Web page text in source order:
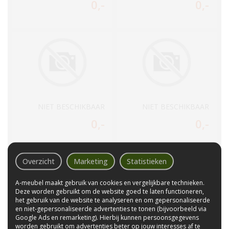
NIET BESCHIKBAAR NIET BESCHIKBAAR
Overzicht Marketing Statistieken
A-meubel maakt gebruik van cookies en vergelijkbare technieken.
Deze worden gebruikt om de website goed te laten functioneren,
het gebruik van de website te analyseren en om gepersonaliseerde
en niet-gepersonaliseerde advertenties te tonen (bijvoorbeeld via
Google Ads en remarketing). Hierbij kunnen persoonsgegevens
worden gebruikt om advertenties beter op jouw interesses af te